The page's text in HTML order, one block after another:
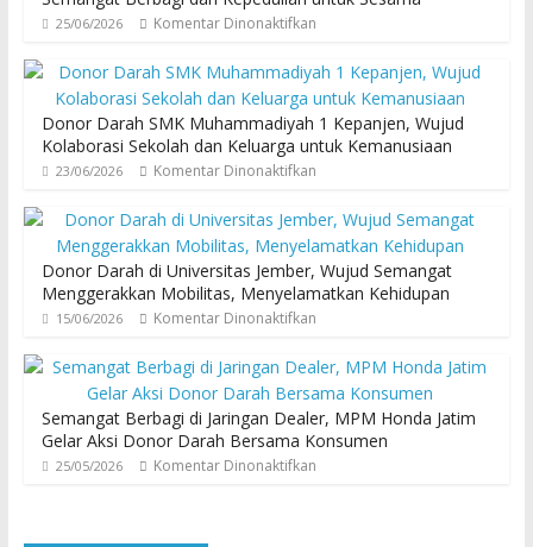
25/06/2026 Komentar Dinonaktifkan
Donor Darah SMK Muhammadiyah 1 Kepanjen, Wujud
Kolaborasi Sekolah dan Keluarga untuk Kemanusiaan
23/06/2026 Komentar Dinonaktifkan
Donor Darah di Universitas Jember, Wujud Semangat
Menggerakkan Mobilitas, Menyelamatkan Kehidupan
15/06/2026 Komentar Dinonaktifkan
Semangat Berbagi di Jaringan Dealer, MPM Honda Jatim
Gelar Aksi Donor Darah Bersama Konsumen
25/05/2026 Komentar Dinonaktifkan